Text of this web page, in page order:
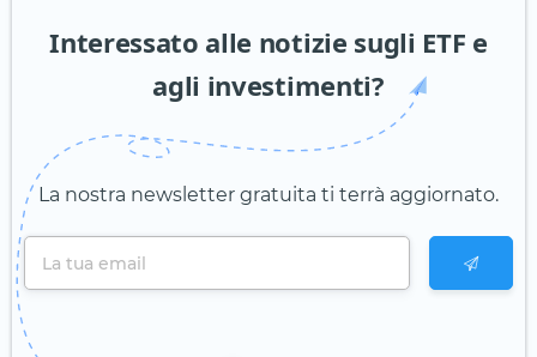
Interessato alle notizie sugli ETF e
agli investimenti?
La nostra newsletter gratuita ti terrà aggiornato.